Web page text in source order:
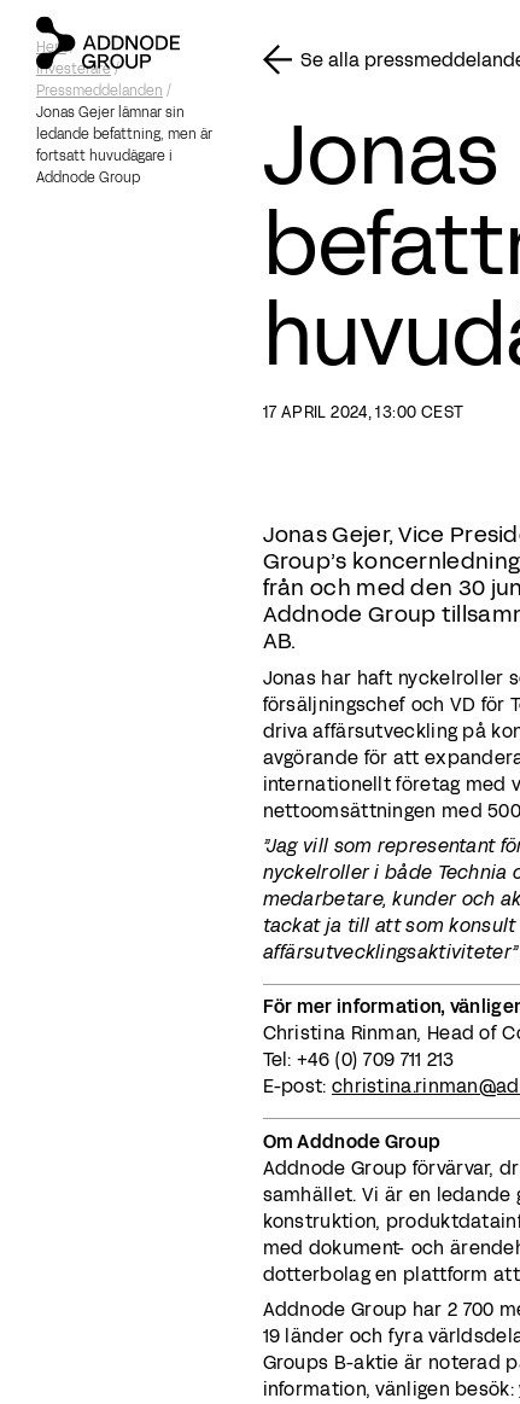
Hem/
Investerare/
Pressmeddelanden /
Jonas Gejer lämnar sin
ledande befattning, men är
fortsatt huvudägare i
Addnode Group
Se alla
17 APRIL 2024, 13:00 CEST
Jonas Gejer, Vice
Group’s
från och med den 30
Addnode Group
AB.
Jonas har haft nyckelroller
försäljningschef och VD för
driva affärsutveckling på
avgörande för att
internationellt företag med
nettoomsättningen med
”Jag vill som representant
nyckelroller i både Technia
medarbetare, kunder och
tackat ja till att som
affärsutvecklingsaktiviteter”
För mer information,
Christina Rinman, Head of
Tel: +46 (0) 709 711 213
E-post:
Om Addnode Group
Addnode Group förvärvar,
samhället. Vi är en
konstruktion,
med dokument- och
dotterbolag en plattform
Addnode Group har 2 700
19 länder och fyra
Groups B-aktie är noterad
information, vänligen besök: